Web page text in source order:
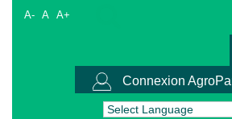
A- A A+
Connexion